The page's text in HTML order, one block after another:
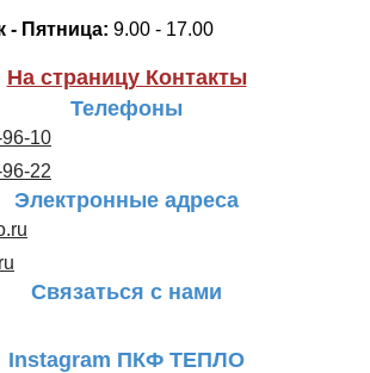
- Пятница: 9.00 - 17.00
На страницу Контакты
Телефоны
10
22
Электронные адреса
Связаться с нами
Instagram ПКФ ТЕПЛО